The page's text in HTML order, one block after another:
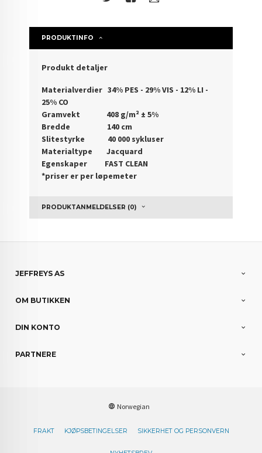
PRODUKTINFO
Produkt detaljer
Materialverdier 34% PES - 29% VIS - 12% LI -
25% CO
Gramvekt 408 g/m² ± 5%
Bredde 140 cm
Slitestyrke 40 000 sykluser
Materialtype Jacquard
Egenskaper FAST CLEAN
*priser er per løpemeter
PRODUKTANMELDELSER (0)
JEFFREYS AS
OM BUTIKKEN
DIN KONTO
PARTNERE
Norwegian
FRAKT KJØPSBETINGELSER SIKKERHET OG PERSONVERN